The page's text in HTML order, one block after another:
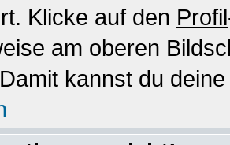
Klicke auf den Profil
am oberen
kannst du